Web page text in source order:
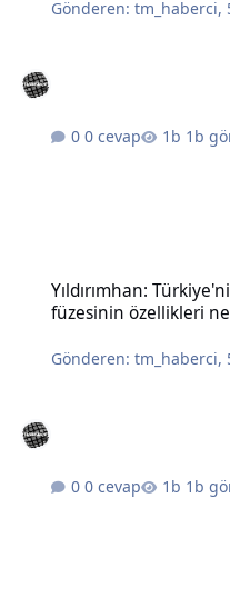
Gönderen:tm_haberci,
0 cevap 1b
Yıldırımhan:
füzesinin özellikleri
Gönderen:tm_haberci,
0 cevap 1b